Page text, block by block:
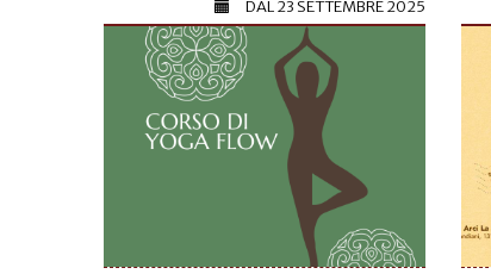
DAL23 SETTEMBRE 2025